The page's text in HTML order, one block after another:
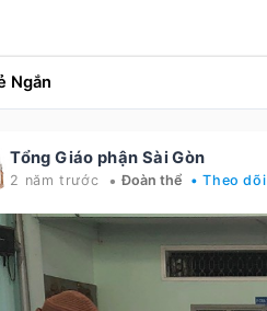
Ngắn
Tổng Giáo phận Sài Gòn
2 năm trước • Đoàn thể • Theo dõi